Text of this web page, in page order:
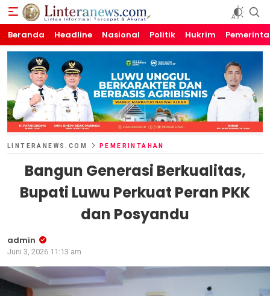
Linteranews.com
Lintas Informasi Tercepat dan Akurat
Beranda Headline Nasional Politik Hukrim
LINTERANEWS.COM PEMERINTAHAN
Bangun Generasi Berkualitas,
Bupati Luwu Perkuat Peran PKK
dan Posyandu
admin
Juni 3, 2026 11:13 am